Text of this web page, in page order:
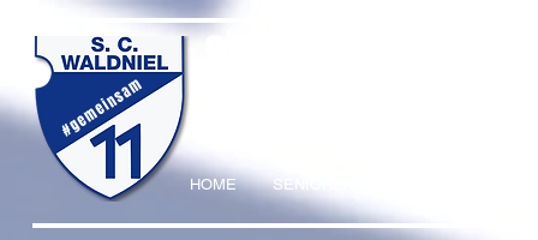
SC WALDNIEL
HOME SENIOREN
#gemeinsam